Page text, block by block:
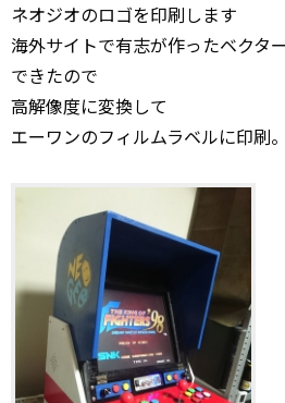
ネオジオのロゴを印刷します
海外サイトで有志が作ったベクタ
できたので
高解像度に変換して
エーワンのフィルムラベルに印刷。